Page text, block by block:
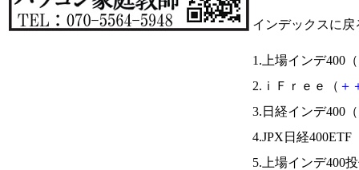
インデックスに戻
1.上場インデ400（
2.ｉＦｒｅｅ（ ＋
3.日経インデ400（
4.JPX日経400ETF
5.上場インデ400